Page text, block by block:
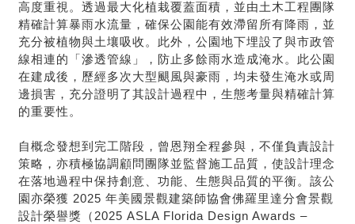
高度重視。透過最大化植栽覆蓋面積，並由土木工程團隊
精確計算暴雨水流量，確保公園能有效滯留所有降雨，並
充分被植物與土壤吸收。此外，公園地下埋設了與市政管
線相連的「滲透管線」，防止多餘雨水造成淹水。此公園
在建成後，歷經多次大型颶風與豪雨，均未發生淹水或周
邊損害，充分證明了其設計過程中，生態考量與精確計算
的重要性。
自概念發想到完工階段，曾恩翔全程參與，不僅負責設計
策略，亦積極協調顧問團隊並監督施工品質，使設計理念
在落地過程中保持創意、功能、生態與品質的平衡。該公
園亦榮獲 2025 年美國景觀建築師協會佛羅里達分會景觀
設計榮譽獎（2025 ASLA Florida Design Awards –